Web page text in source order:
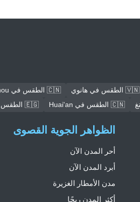
🇻🇳 الطقس في هانوي
🇨🇳 الطقس في Chaozhou
🇨🇳 الطقس في Huai'an 🇪🇬 الطقس في الجيزة
الظواهر الجوية القصوى
أحر المدن الآن
أبرد المدن الآن
مدن الأمطار الغزيرة
أكثر المدن ريحًا